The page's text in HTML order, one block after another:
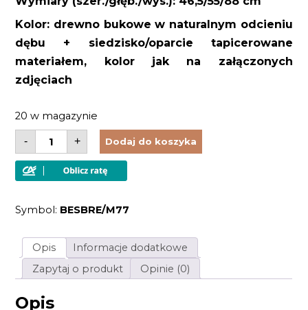
Kolor: drewno bukowe w naturalnym odcieniu
dębu + siedzisko/oparcie tapicerowane
materiałem, kolor jak na załączonych
zdjęciach
20 w magazynie
-
ilość
Krzesło
drewniane
bukowe
Bresso
siedziskiem
niebieskie
+ Dodaj do koszyka
Symbol: BESBRE/M77
Opis
Informacje dodatkowe
Zapytaj o produkt
Opinie (0)
Opis